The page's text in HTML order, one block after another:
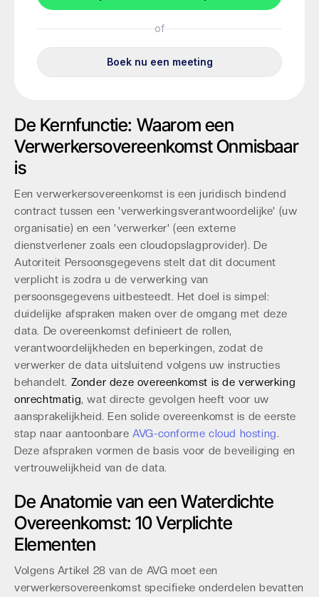
De Kernfunctie: Waarom een
Verwerkersovereenkomst Onmisbaar
is
Een verwerkersovereenkomst is een juridisch bindend
contract tussen een 'verwerkingsverantwoordelijke' (uw
organisatie) en een 'verwerker' (een externe
dienstverlener zoals een cloudopslagprovider). De
Autoriteit Persoonsgegevens stelt dat dit document
verplicht is zodra u de verwerking van
persoonsgegevens uitbesteedt. Het doel is simpel:
duidelijke afspraken maken over de omgang met deze
data. De overeenkomst definieert de rollen,
verantwoordelijkheden en beperkingen, zodat de
verwerker de data uitsluitend volgens uw instructies
behandelt. Zonder deze overeenkomst is de verwerking
onrechtmatig, wat directe gevolgen heeft voor uw
aansprakelijkheid. Een solide overeenkomst is de eerste
stap naar aantoonbareAVG-conforme cloud hosting.
Deze afspraken vormen de basis voor de beveiliging en
vertrouwelijkheid van de data.
De Anatomie van een Waterdichte
Overeenkomst: 10 Verplichte
Elementen
Volgens Artikel 28 van de AVG moet een
verwerkersovereenkomst specifieke onderdelen bevatten